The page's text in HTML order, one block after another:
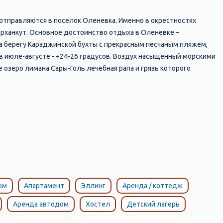
в поселок Оленевка. Именно в окрестностях
Основное достоинство отдыха в Оленевке –
берегу Караджинской бухты с прекрасным песчаным пляжем,
августе - +24-26 градусов. Воздух насыщенный морскими
лимана Сары-Голь лечебная рапа и грязь которого
Большая береговая полоса, позволяет по настоящему
– здесь высота достигает 30-40 метров, берег
Мыс Большой Атлеш представляет собой сорокаметровую арку
любви» природный бассейн напоминающий большую джакузи.
прекрасный памятник нетронутой природы, объявленное
Апартамент Эллинг Аренда / коттедж
Аренда автодом Хостел Детский лагерь